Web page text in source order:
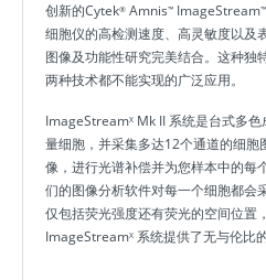
创新的Cytek® Amnis™ ImageStream
细胞仪的高检测速度、高灵敏度以及
图像及功能性研究完美结合。这种独
两种技术都不能实现的广泛应用。
ImageStreamX Mk II 系统是台式多
量细胞，并采集多达12个通道的细胞
像，进行光谱补偿并为您样本中的每
们的图像分析软件对每一个细胞都会
仅包括荧光强度还有荧光的空间位置
ImageStreamX 系统提供了无与伦比